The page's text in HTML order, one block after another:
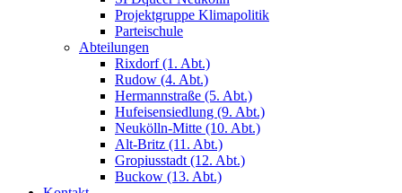
Projektgruppe Klimapolitik
Parteischule
Abteilungen
Rixdorf (1. Abt.)
Rudow (4. Abt.)
Hermannstraße (5. Abt.)
Hufeisensiedlung (9. Abt.)
Neukölln-Mitte (10. Abt.)
Alt-Britz (11. Abt.)
Gropiusstadt (12. Abt.)
Buckow (13. Abt.)